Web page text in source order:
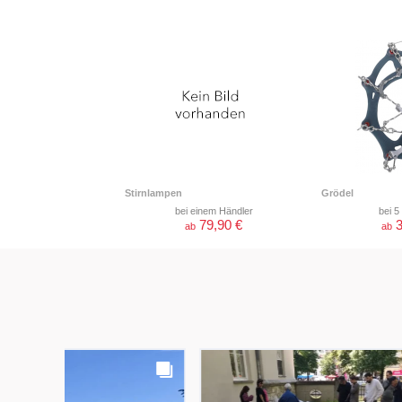
Stirnlampen
bei einem Händler
ab 79,90 €
Grödel
bei 5
ab